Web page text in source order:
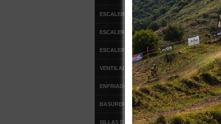
ESCALERAS MULTIPROPOSITO
ESCALERA DE ATICO
ESCALERAS TIPO AVION
VENTILADORES
ENFRIADOR DE AIRE
BASUREROS
SILLAS DE OFICINA